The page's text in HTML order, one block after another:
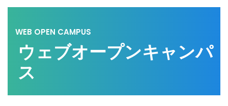
WEB OPEN CAMPUS
ウェブオープンキャンパ
ス